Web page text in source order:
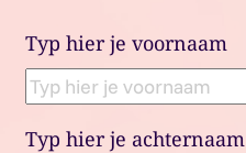
Typ hier je voornaam
Typ hier je achternaam